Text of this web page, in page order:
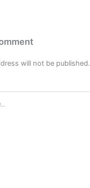
will not be published.